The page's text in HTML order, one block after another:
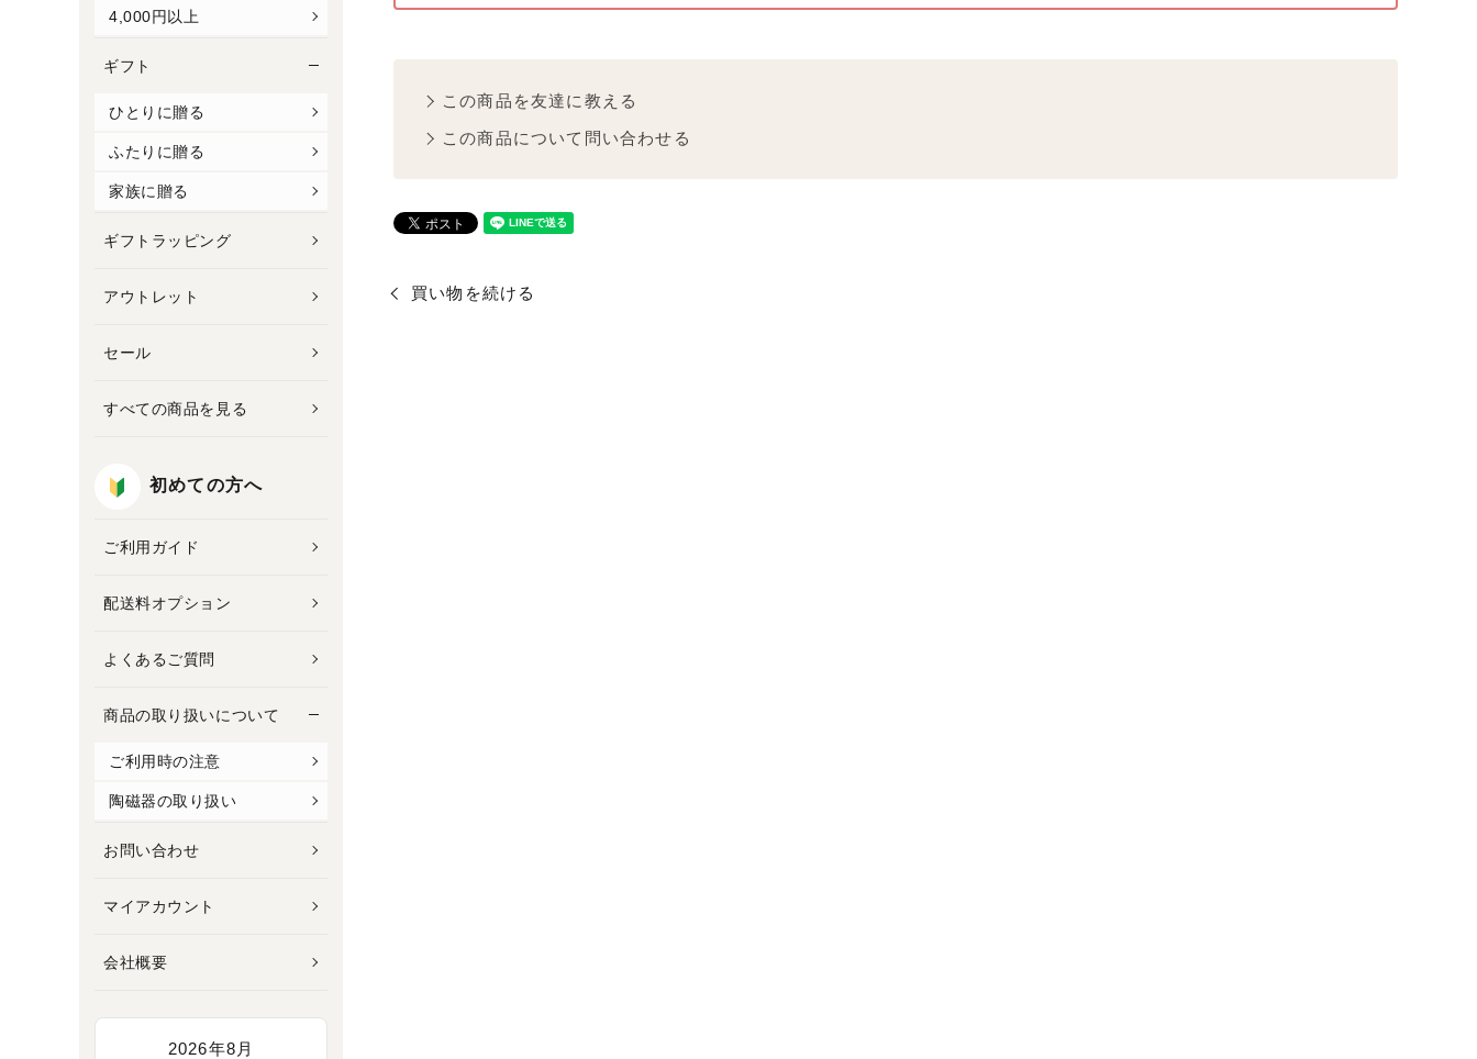
4,000円以上
ギフト
ひとりに贈る
ふたりに贈る
家族に贈る
ギフトラッピング
アウトレット
セール
すべての商品を見る
初めての方へ
ご利用ガイド
配送料オプション
よくあるご質問
商品の取り扱いについて
ご利用時の注意
陶磁器の取り扱い
お問い合わせ
マイアカウント
会社概要
2026年8月
この商品を友達に教える
この商品について問い合わせる
買い物を続ける